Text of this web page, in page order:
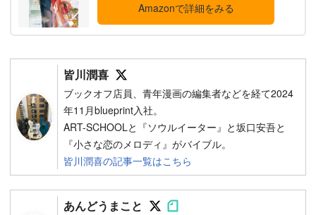
Amazonで詳細をみる
皆川潤喜
ブックオフ店員、青年漫画の編集者などを経て2024
年11月blueprint入社。
ART-SCHOOLと『ソウルイーター』と坂口安吾と
『小さな恋のメロディ』がバイブル。
皆川潤喜の記事一覧はこちら
あんどうまこと Follow on SNS
Follow on SNS